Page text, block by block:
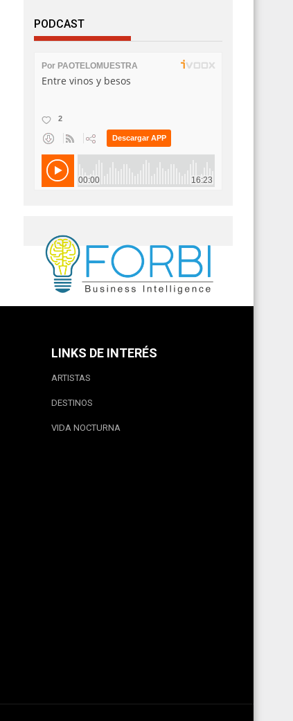
PODCAST
LINKS DE INTERÉS
ARTISTAS
DESTINOS
VIDA NOCTURNA